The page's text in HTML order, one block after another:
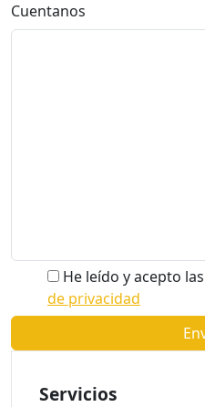
Cuentanos
He leído y acepto
de privacidad
Servicios